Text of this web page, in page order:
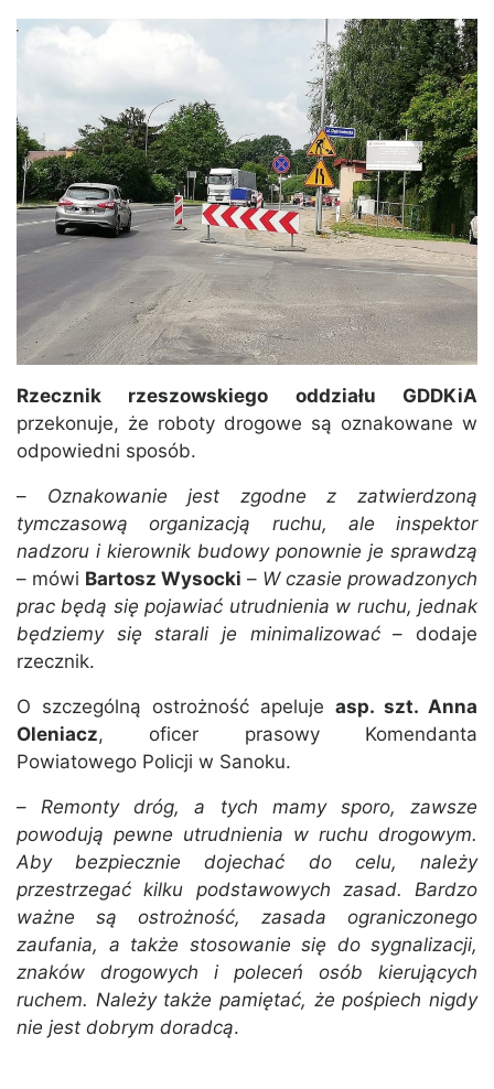
Rzecznik rzeszowskiego oddziału GDDKiA
przekonuje, że roboty drogowe są oznakowane w
odpowiedni sposób.
– Oznakowanie jest zgodne z zatwierdzoną
tymczasową organizacją ruchu, ale inspektor
nadzoru i kierownik budowy ponownie je sprawdzą
– mówi Bartosz Wysocki – W czasie prowadzonych
prac będą się pojawiać utrudnienia w ruchu, jednak
będziemy się starali je minimalizować– dodaje
rzecznik.
O szczególną ostrożność apeluje asp. szt. Anna
Oleniacz, oficer prasowy Komendanta
Powiatowego Policji w Sanoku.
– Remonty dróg, a tych mamy sporo, zawsze
powodują pewne utrudnienia w ruchu drogowym.
Aby bezpiecznie dojechać do celu, należy
przestrzegać kilku podstawowych zasad. Bardzo
ważne są ostrożność, zasada ograniczonego
zaufania, a także stosowanie się do sygnalizacji,
znaków drogowych i poleceń osób kierujących
ruchem. Należy także pamiętać, że pośpiech nigdy
nie jest dobrym doradcą.